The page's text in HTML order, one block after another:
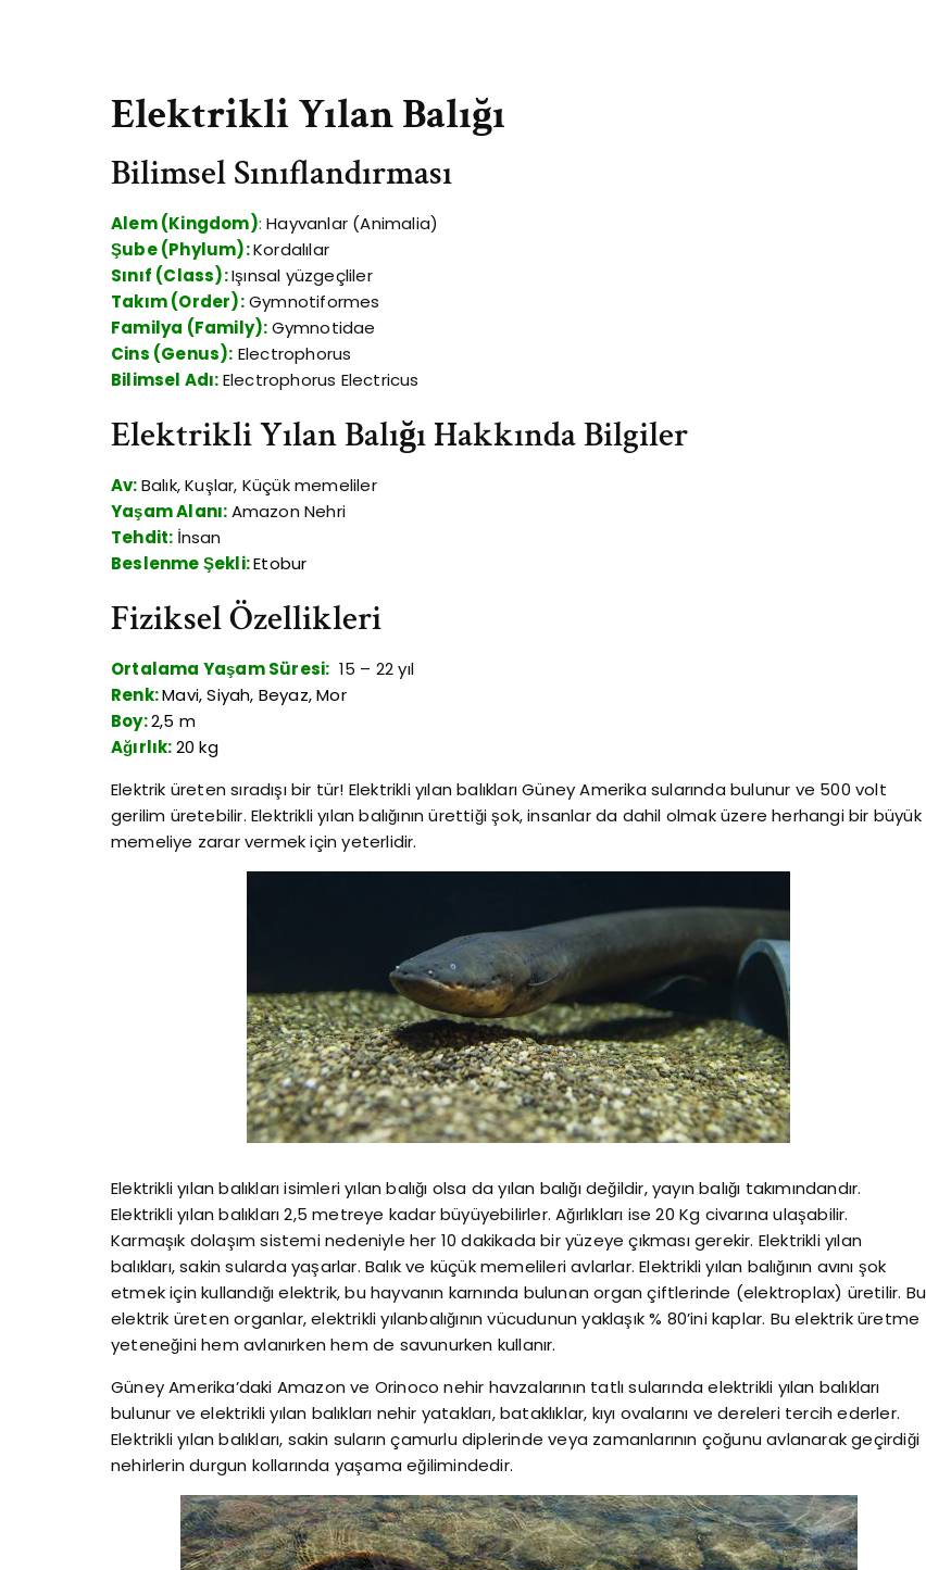
Elektrikli Yılan Balığı
Bilimsel Sınıflandırması
Alem (Kingdom): Hayvanlar (Animalia)
Şube (Phylum):Kordalılar
Sınıf (Class):Işınsal yüzgeçliler
Takım (Order):Gymnotiformes
Familya (Family):Gymnotidae
Cins (Genus): Electrophorus
Bilimsel Adı:Electrophorus Electricus
Elektrikli Yılan Balığı Hakkında Bilgiler
Av:Balık, Kuşlar, Küçük memeliler
Yaşam Alanı:Amazon Nehri
Tehdit: İnsan
Beslenme Şekli:Etobur
Fiziksel Özellikleri
Ortalama Yaşam Süresi: 15 – 22 yıl
Renk:Mavi, Siyah, Beyaz, Mor
Boy:2,5 m
Ağırlık:20 kg
Elektrik üreten sıradışı bir tür! Elektrikli yılan balıkları Güney Amerika sularında bulunur ve 500 volt
gerilim üretebilir. Elektrikli yılan balığının ürettiği şok, insanlar da dahil olmak üzere herhangi bir büyük
memeliye zarar vermek için yeterlidir.
Elektrikli yılan balıkları isimleri yılan balığı olsa da yılan balığı değildir, yayın balığı takımındandır.
Elektrikli yılan balıkları 2,5 metreye kadar büyüyebilirler. Ağırlıkları ise 20 Kg civarına ulaşabilir.
Karmaşık dolaşım sistemi nedeniyle her 10 dakikada bir yüzeye çıkması gerekir. Elektrikli yılan
balıkları, sakin sularda yaşarlar. Balık ve küçük memelileri avlarlar. Elektrikli yılan balığının avını şok
etmek için kullandığı elektrik, bu hayvanın karnında bulunan organ çiftlerinde (elektroplax) üretilir. Bu
elektrik üreten organlar, elektrikli yılanbalığının vücudunun yaklaşık % 80’ini kaplar. Bu elektrik üretme
yeteneğini hem avlanırken hem de savunurken kullanır.
Güney Amerika’daki Amazon ve Orinoco nehir havzalarının tatlı sularında elektrikli yılan balıkları
bulunur ve elektrikli yılan balıkları nehir yatakları, bataklıklar, kıyı ovalarını ve dereleri tercih ederler.
Elektrikli yılan balıkları, sakin suların çamurlu diplerinde veya zamanlarının çoğunu avlanarak geçirdiği
nehirlerin durgun kollarında yaşama eğilimindedir.